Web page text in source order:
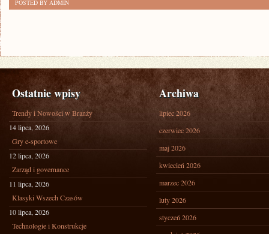
POSTED BY ADMIN
Ostatnie wpisy
Trendy i Nowości w Branży
14 lipca, 2026
Gry e-sportowe
12 lipca, 2026
Zarząd i governance
11 lipca, 2026
Klasyki Wszech Czasów
10 lipca, 2026
Technologie i Konstrukcje
Archiwa
lipiec 2026
czerwiec 2026
maj 2026
kwiecień 2026
marzec 2026
luty 2026
styczeń 2026